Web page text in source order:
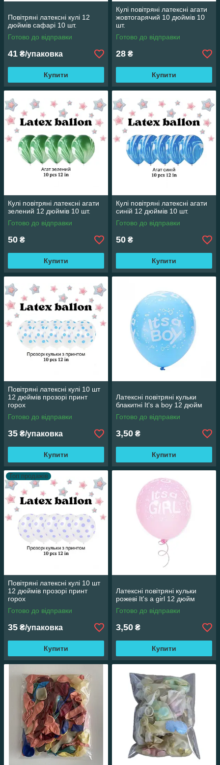
Повітряні латексні кулі 12
дюймів сафарі 10 шт.
Готово до відправки
41 ₴/упаковка
Купити
Кулі повітряні латексні агати
жовтогарячий 10 дюймів 10
шт.
Готово до відправки
28 ₴
Купити
Кулі повітряні латексні агати
зелений 12 дюймів 10 шт.
Готово до відправки
50 ₴
Купити
Кулі повітряні латексні агати
синій 12 дюймів 10 шт.
Готово до відправки
50 ₴
Купити
Повітряні латексні кулі 10 шт
12 дюймів прозорі принт
горох
Готово до відправки
35 ₴/упаковка
Купити
Латексні повітряні кульки
блакитні It's a boy 12 дюйм
Готово до відправки
3,50 ₴
Купити
Топ продажів
Повітряні латексні кулі 10 шт
12 дюймів прозорі принт
горох
Готово до відправки
35 ₴/упаковка
Купити
Латексні повітряні кульки
рожеві It's a girl 12 дюйм
Готово до відправки
3,50 ₴
Купити